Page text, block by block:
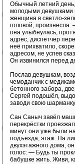
Обычный летний
молодыми девушками
женщина в светло-
головой, произнесла:
она улыбнулась,
адрес, диспетчер
неё прихватило,
адресом, не успев
Он извинился перед
Послав девушкам,
чемоданчик с
бетонного забора,
Сергей подошёл,
заводи свою
Сан Саныч завёл
перекрёстки
минут они уже были
подъезда, этаж. На
двухэтажного дома,
голос: — Будь ты
бабушке жить. Живи,